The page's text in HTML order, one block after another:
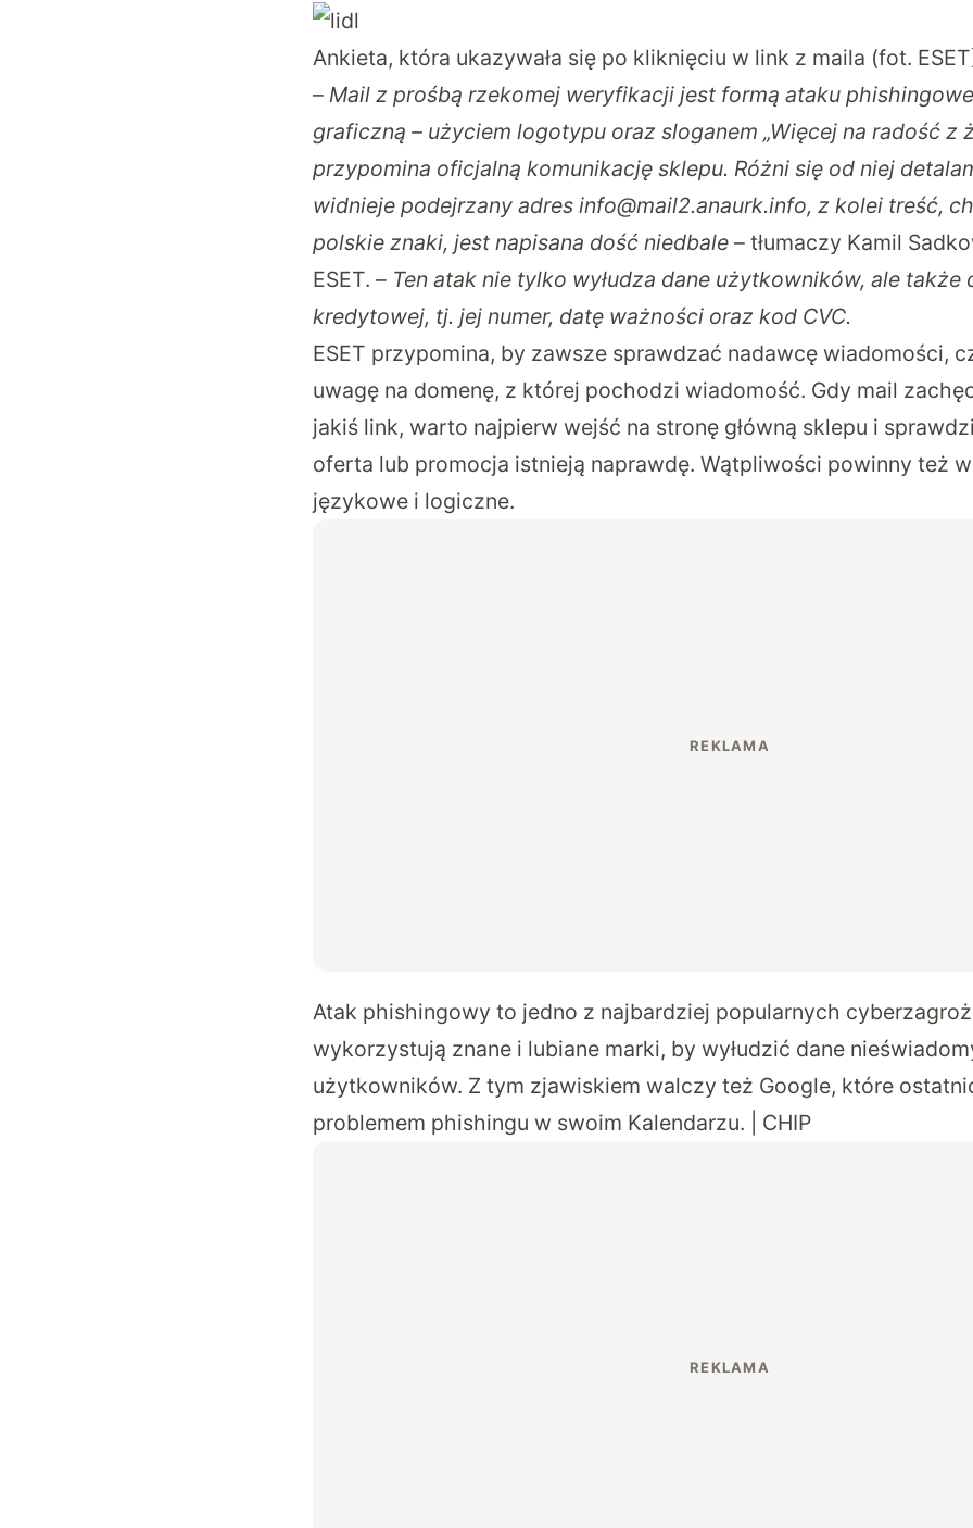
Ankieta, która ukazywała się po kliknięciu w link z maila (fot.
– Mail z prośbą rzekomej weryfikacji jest formą ataku
graficzną – użyciem logotypu oraz sloganem „Więcej na radość z
przypomina oficjalną komunikację sklepu. Różni się od niej
widnieje podejrzany adres info@mail2.anaurk.info, z kolei treść,
polskie znaki, jest napisana dość niedbale – tłumaczy Kamil
ESET. – Ten atak nie tylko wyłudza dane użytkowników, ale także
kredytowej, tj. jej numer, datę ważności oraz kod CVC.
ESET przypomina, by zawsze sprawdzać nadawcę wiadomości,
uwagę na domenę, z której pochodzi wiadomość. Gdy mail
jakiś link, warto najpierw wejść na stronę główną sklepu i
oferta lub promocja istnieją naprawdę. Wątpliwości powinny też
językowe i logiczne.
Atak phishingowy to jedno z najbardziej popularnych
wykorzystują znane i lubiane marki, by wyłudzić dane
użytkowników. Z tym zjawiskiem walczy też Google, które
problemem phishingu w swoim Kalendarzu. | CHIP